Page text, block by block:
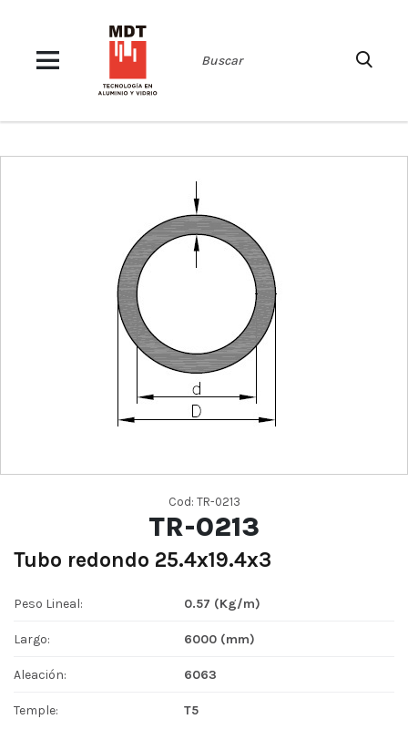
Cod: TR-0213
TR-0213
Tubo redondo 25.4x19.4x3
Peso Lineal: 0.57 (Kg/m)
Largo: 6000 (mm)
Aleación: 6063
Temple: T5